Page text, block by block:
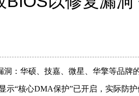
：华硕、技嘉、微星、华擎等品牌
“核心DMA保护”已开启，实际防护